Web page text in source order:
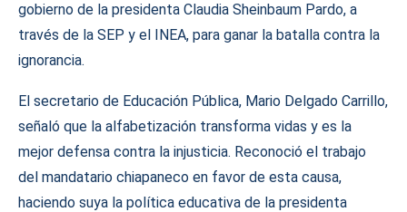
gobierno de la presidenta Claudia Sheinbaum Pardo, a
través de la SEP y el INEA, para ganar la batalla contra la
ignorancia.
El secretario de Educación Pública, Mario Delgado Carrillo,
señaló que la alfabetización transforma vidas y es la
mejor defensa contra la injusticia. Reconoció el trabajo
del mandatario chiapaneco en favor de esta causa,
haciendo suya la política educativa de la presidenta